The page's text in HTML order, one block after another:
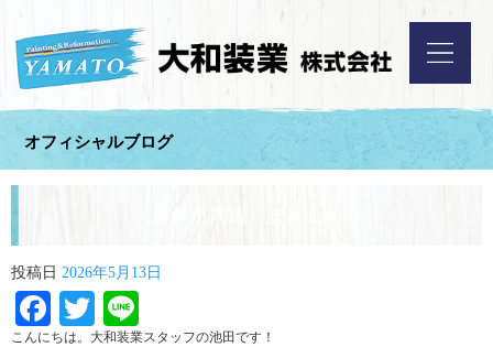
オフィシャルブログ
投稿日 2026年5月13日
Facebook
Twitter
こんにちは。大和装業スタッフの池田です！